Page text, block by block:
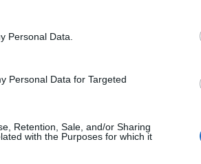
Personal Data.
Personal Data for Targeted
Retention, Sale, and/or Sharing
with the Purposes for which it